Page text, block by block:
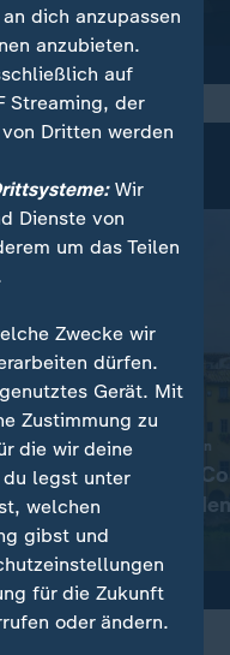
Video1:45
Overtourism in Italien
Wie Airbnb &
begrenzt werden
mit Video
dich anzupassen
anzubieten.
auf
Streaming, der
Dritten werden
Wir
Dienste von
um das Teilen
Zwecke wir
dürfen.
Gerät. Mit
Zustimmung zu
die wir deine
legst unter
welchen
gibst und
für die Zukunft
oder ändern.